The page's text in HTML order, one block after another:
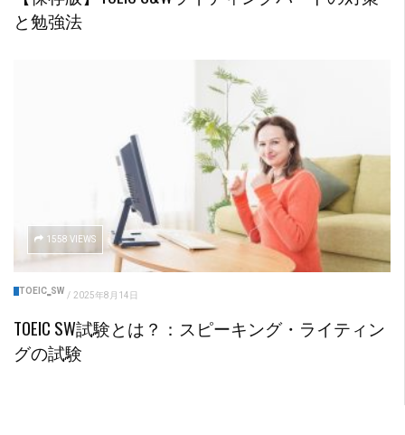
と勉強法
1558 VIEWS
TOEIC‗SW / 2025年8月14日
TOEIC SW試験とは？：スピーキング・ライティン
グの試験